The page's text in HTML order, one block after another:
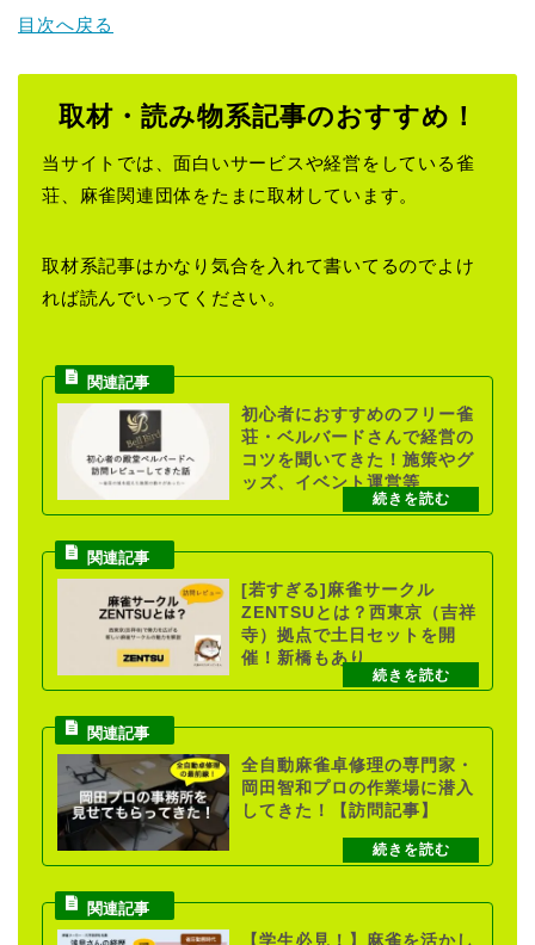
目次へ戻る
取材・読み物系記事のおすすめ！
当サイトでは、面白いサービスや経営をしている雀
荘、麻雀関連団体をたまに取材しています。
取材系記事はかなり気合を入れて書いてるのでよけ
れば読んでいってください。
初心者におすすめのフリー雀
荘・ベルバードさんで経営の
コツを聞いてきた！施策やグ
ッズ、イベント運営等
[若すぎる]麻雀サークル
ZENTSUとは？西東京（吉祥
寺）拠点で土日セットを開
催！新橋もあり
全自動麻雀卓修理の専門家・
岡田智和プロの作業場に潜入
してきた！【訪問記事】
【学生必見！】麻雀を活かし